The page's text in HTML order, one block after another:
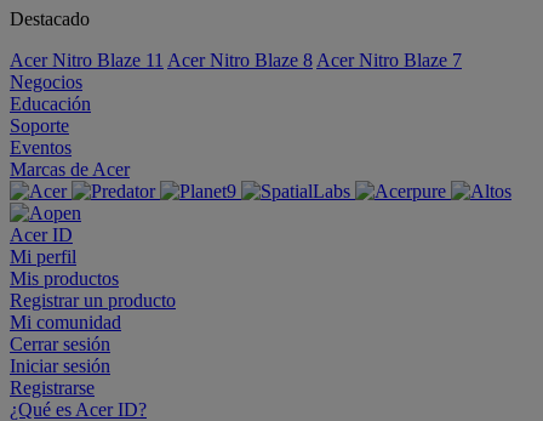
Destacado
Acer Nitro Blaze 11 Acer Nitro Blaze 8 Acer Nitro Blaze 7
Negocios
Educación
Soporte
Eventos
Marcas de Acer
Acer ID
Mi perfil
Mis productos
Registrar un producto
Mi comunidad
Cerrar sesión
Iniciar sesión
Registrarse
¿Qué es Acer ID?